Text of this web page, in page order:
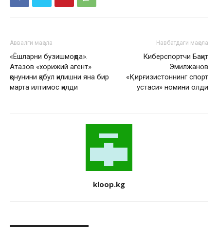
Аввалги мақола
«Ёшларни бузишмоқда».
Атазов «хорижий агент»
қонунини қабул қилишни яна бир
марта илтимос қилди
Навбатдаги мақола
Киберспортчи Бақит
Эмилжанов
«Қирғизистоннинг спорт
устаси» номини олди
kloop.kg